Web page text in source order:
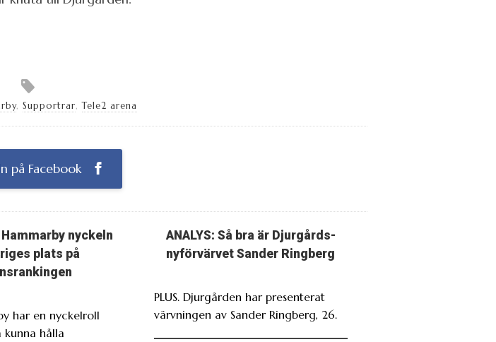
, Supportrar,Tele2 arena
på Facebook
nyckeln
plats på
har en nyckelroll
kunna hålla
ANALYS: Så bra är Djurgårds-
nyförvärvet Sander Ringberg
PLUS. Djurgården har presenterat
värvningen av Sander Ringberg, 26.